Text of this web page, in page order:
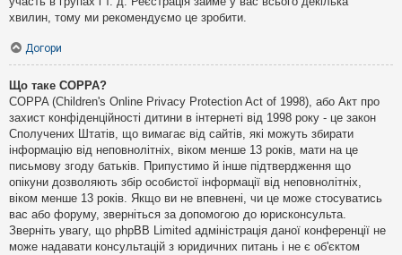
хвилин, тому ми рекомендуємо це зробити.
Догори
Що таке COPPA?
COPPA (Children's Online Privacy Protection Act of 1998), або Акт про
захист конфіденційності дитини в інтернеті від 1998 року - це закон
Сполучених Штатів, що вимагає від сайтів, які можуть збирати
інформацію від неповнолітніх, віком менше 13 років, мати на це
письмову згоду батьків. Припустимо й інше підтвердження що
опікуни дозволяють збір особистої інформації від неповнолітніх,
віком менше 13 років. Якщо ви не впевнені, чи це може стосуватись
вас або форуму, зверніться за допомогою до юрисконсульта.
Зверніть увагу, що phpBB Limited адміністрація даної конференції не
може надавати консультацій з юридичних питань і не є об'єктом